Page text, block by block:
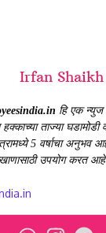
Irfan Shaikh
हि एक न्युज
हक्काच्या ताज्या
5 वर्षाचा अनुभव
उपयोग करत